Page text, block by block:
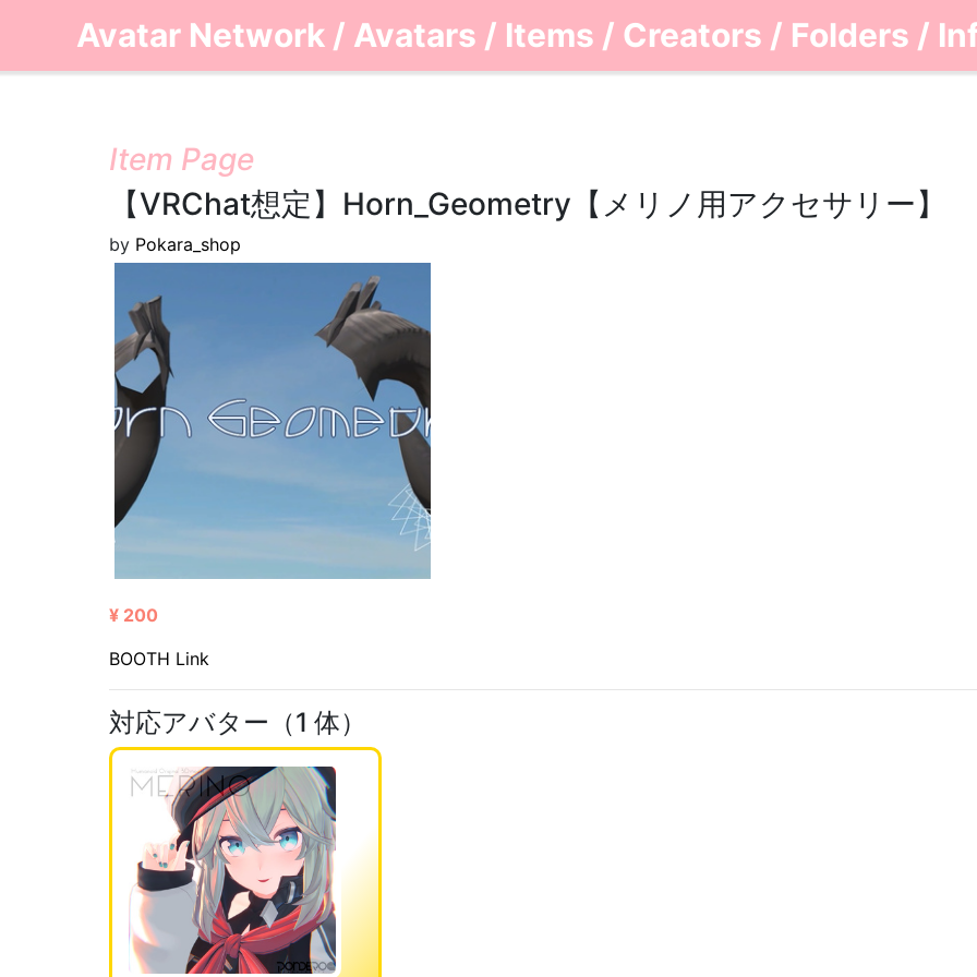
Avatar Network / Avatars / Items / Creators / Folders /
Item Page
【VRChat想定】Horn_Geometry【メリノ用アクセサリー】
by Pokara_shop
¥ 200
BOOTH Link
対応アバター（1 体）